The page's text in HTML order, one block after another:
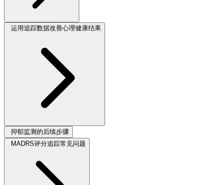
运用追踪数据改善心理健康结果
抑郁监测的后续步骤
MADRS评分追踪常见问题